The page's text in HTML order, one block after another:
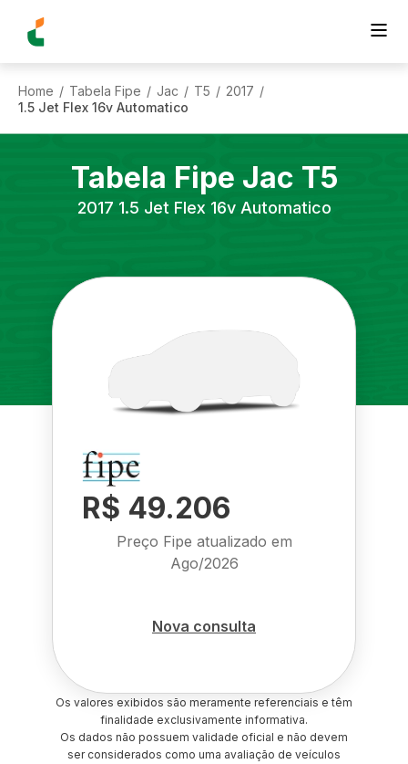
Home / Tabela Fipe / Jac / T5 / 2017 /
1.5 Jet Flex 16v Automatico
Tabela Fipe Jac T5
2017 1.5 Jet Flex 16v Automatico
R$ 49.206
Preço Fipe atualizado em
Ago/2026
Nova consulta
Os valores exibidos são meramente referenciais e têm
finalidade exclusivamente informativa.
Os dados não possuem validade oficial e não devem
ser considerados como uma avaliação de veículos